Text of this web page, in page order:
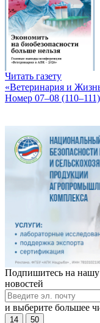
Читать газету
«Ветеринария и
Номер 07–08
Подпишитесь на нашу
новостей
и выберите большее
14 50